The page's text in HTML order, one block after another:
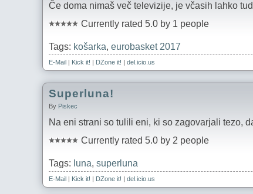
Če doma nimaš več televizije, je včasih lahko
Currently rated 5.0 by 1 people
Tags: košarka, eurobasket 2017
E-Mail | Kick it! | DZone it! | del.icio.us
Superluna!
By Piskec
Na eni strani so tulili eni, ki so zagovarjali tezo,
Currently rated 5.0 by 2 people
Tags: luna, superluna
E-Mail | Kick it! | DZone it! | del.icio.us